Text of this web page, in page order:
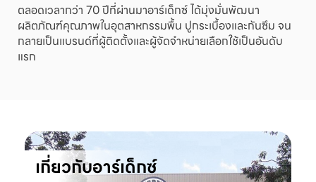
ตลอดเวลากว่า 70 ปีที่ผ่านมาอาร์เด็กซ์ ได้มุ่งมั่นพัฒนา
ผลิตภัณฑ์คุณภาพในอุตสาหกรรมพื้น ปูกระเบื้องและกันซึม จน
กลายเป็นแบรนด์ที่ผู้ติดตั้งและผู้จัดจำหน่ายเลือกใช้เป็นอันดับ
แรก
เกี่ยวกับอาร์เด็กซ์